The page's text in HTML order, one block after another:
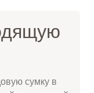
сумку в